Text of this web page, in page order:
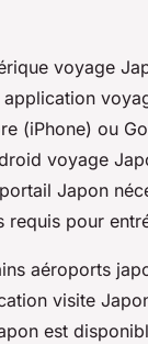
voyage
(iPhone) ou
voyage
Japon
requis pour
aéroports
visite
est